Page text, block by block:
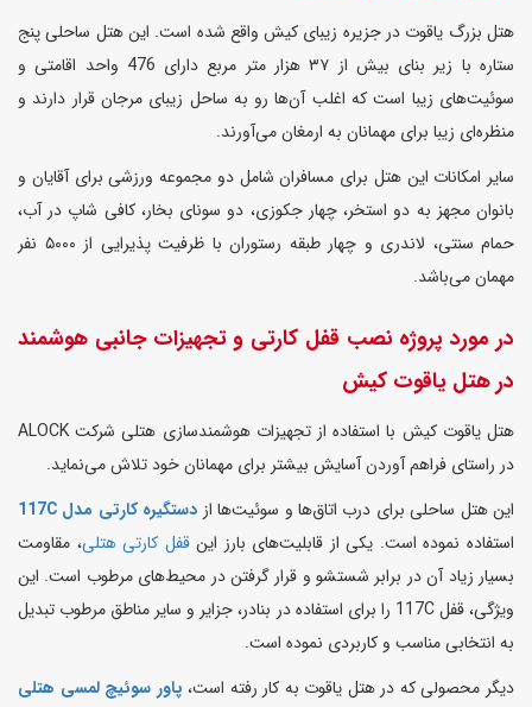
هتل بزرگ یاقوت در جزیره زیبای کیش واقع شده است. این هتل ساحلی پنج
ستاره با زیر بنای بیش از ۳۷ هزار متر مربع دارای 476 واحد اقامتی و
سوئیت‌های زیبا است که اغلب آن‌ها رو به ساحل زیبای مرجان قرار دارند و
منظره‌ای زیبا برای مهمانان به ارمغان می‌آورند.
سایر امکانات این هتل برای مسافران شامل دو مجموعه ورزشی برای آقایان و
بانوان مجهز به دو استخر، چهار جکوزی، دو سونای بخار، کافی شاپ در آب،
حمام سنتی، لاندری و چهار طبقه رستوران با ظرفیت پذیرایی از ۵۰۰۰ نفر
مهمان می‌باشد.
در مورد پروژه نصب قفل کارتی و تجهیزات جانبی هوشمند
در هتل یاقوت کیش
هتل یاقوت کیش با استفاده از تجهیزات هوشمندسازی هتلی شرکت ALOCK
در راستای فراهم آوردن آسایش بیشتر برای مهمانان خود تلاش می‌نماید.
این هتل ساحلی برای درب اتاق‌ها و سوئیت‌ها از دستگیره کارتی مدل 117C
استفاده نموده است. یکی از قابلیت‌های بارز اینقفل کارتی هتلی، مقاومت
بسیار زیاد آن در برابر شستشو و قرار گرفتن در محیط‌های مرطوب است. این
ویژگی، قفل 117C را برای استفاده در بنادر، جزایر و سایر مناطق مرطوب تبدیل
به انتخابی مناسب و کاربردی نموده است.
دیگر محصولی که در هتل یاقوت به کار رفته است، پاور سوئیچ لمسی هتلی